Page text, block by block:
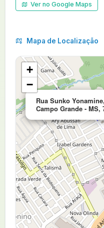
Ver no Google Maps
Mapa de Localização
Rua Sunko
Campo Grande - MS,
+
−